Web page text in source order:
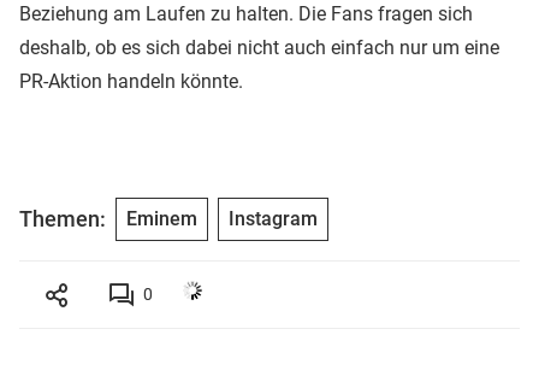
Beziehung am Laufen zu halten. Die Fans fragen sich
deshalb, ob es sich dabei nicht auch einfach nur um eine
PR-Aktion handeln könnte.
Themen: Eminem Instagram
0